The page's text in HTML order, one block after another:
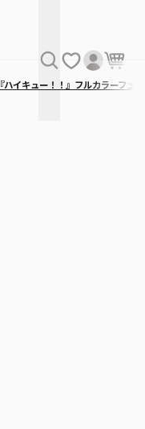
『ハイキュー！！』フルカラー